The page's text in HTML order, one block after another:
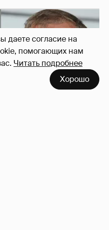
даете согласие на
помогающих нам
Читать подробнее
Хорошо